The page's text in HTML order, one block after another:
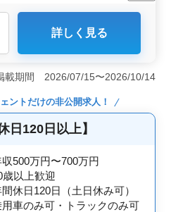
派遣社員
の求人は、完全週休二日制
間と非常に少ないため、プラ
い方に最適です。また、就
分、または8時から17時まで
、生活リズムを安定させな
事とプライベートの両立を
やすい職場環境です。 ＜
＞ この職場では、3級自動車
れば、整備士としての経験
。ベテランメカニックを積
れまで培ってきた技術や経
さらにスキルを磨くことがで
詳しく見る
載期間 2026/07/15〜2026/10/14
ントだけの非公開求人！
日120日以上】
500万円〜700万円
歳以上歓迎
休日120日（土日休み可）
用車のみ可・トラックのみ可